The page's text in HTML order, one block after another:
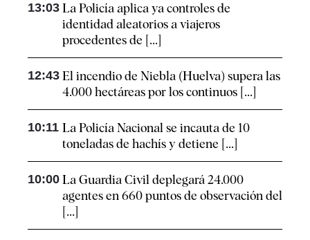
13:03 La Policía aplica ya controles de
identidad aleatorios a viajeros
procedentes de [...]
12:43 El incendio de Niebla (Huelva) supera las
4.000 hectáreas por los continuos [...]
10:11 La Policía Nacional se incauta de 10
toneladas de hachís y detiene [...]
10:00 La Guardia Civil deplegará 24.000
agentes en 660 puntos de observación del
[...]